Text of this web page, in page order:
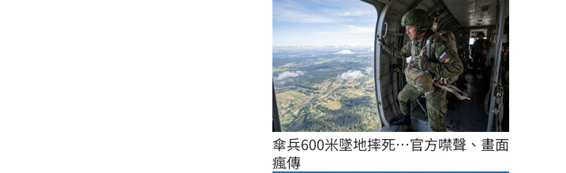
傘兵600米墜地摔死…官方噤聲、畫面
瘋傳